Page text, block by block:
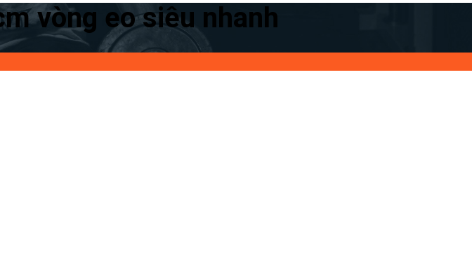
vòng eo siêu nhanh